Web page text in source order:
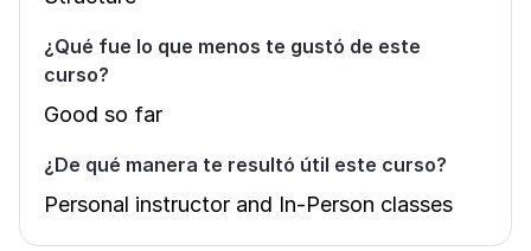
¿Qué fue lo que menos te gustó de este
curso?
Good so far
¿De qué manera te resultó útil este curso?
Personal instructor and In-Person classes